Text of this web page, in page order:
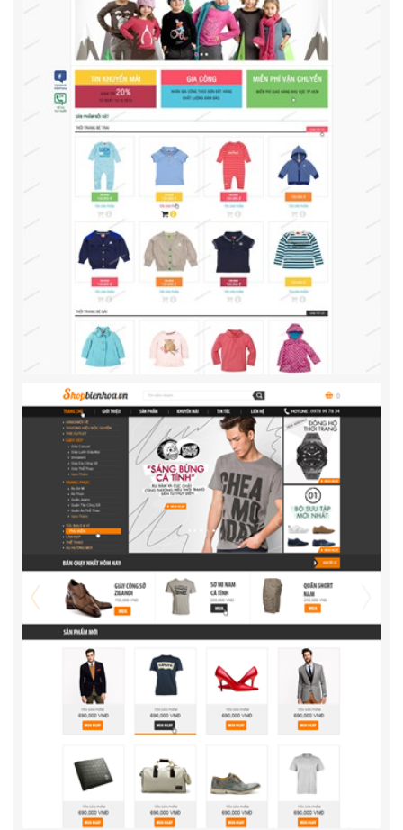
Thiết Kế Web Phụ Kiện Thời Trang
Thời Trang Bảo Khang
Thiết kế website Thời trang Bảo Khang